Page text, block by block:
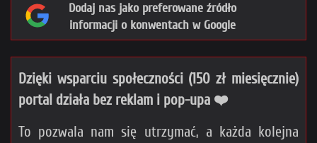
Dodaj nas jako preferowane źródło
informacji o konwentach w Google
Dzięki wsparciu społeczności (150 zł miesięcznie)
portal działa bez reklam i pop-upa ❤️
To pozwala nam się utrzymać, a każda kolejna